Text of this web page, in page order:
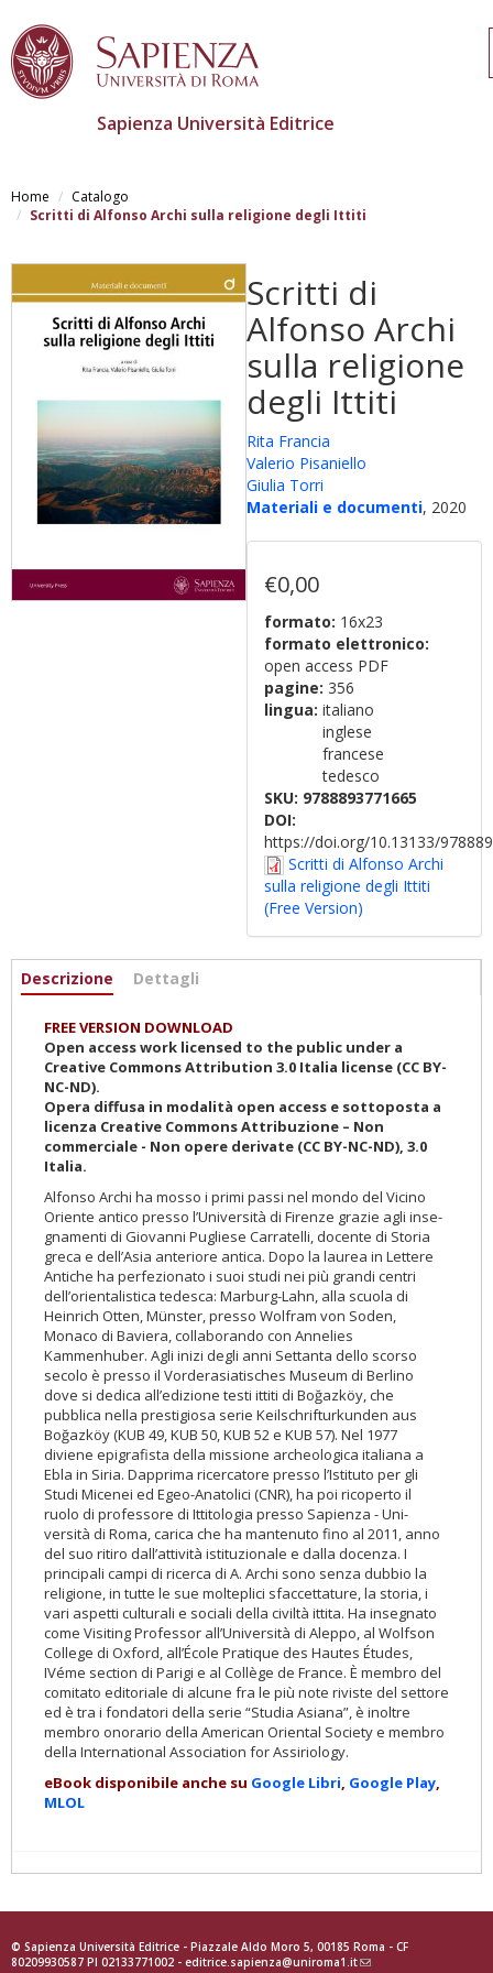
main
content
Sapienza Università Editrice
Home
Catalogo
Scritti di Alfonso Archi sulla religione degli Ittiti
Scritti di
Alfonso Archi
sulla religione
degli Ittiti
Rita Francia
Valerio Pisaniello
Giulia Torri
Materiali e documenti, 2020
€0,00
formato: 16x23
formato elettronico:
open access PDF
pagine: 356
lingua: italiano
inglese
francese
tedesco
SKU: 9788893771665
DOI:
https://doi.org/10.13133/
Scritti di Alfonso Archi
sulla religione degli Ittiti
(Free Version)
Informazioni
Descrizione (active
Dettagli
FREE VERSION DOWNLOAD
Open access work licensed to the public under a
Creative Commons Attribution 3.0 Italia license (CC BY-
NC-ND).
Opera diffusa in modalità open access e sottoposta a
licenza Creative Commons Attribuzione – Non
commerciale - Non opere derivate (CC BY-NC-ND), 3.0
Italia.
Alfonso Archi ha mosso i primi passi nel mondo del Vicino
Oriente antico presso l’Università di Firenze grazie agli inse­
gnamenti di Giovanni Pugliese Carratelli, docente di Storia
greca e dell’Asia anteriore antica. Dopo la laurea in Lettere
Antiche ha perfezionato i suoi studi nei più grandi centri
dell’orientalistica tedesca: Marburg-Lahn, alla scuola di
Heinrich Otten, Münster, presso Wolfram von Soden,
Monaco di Baviera, collaborando con Annelies
Kammenhuber. Agli inizi degli anni Settanta dello scorso
secolo è presso il Vorderasiatisches Museum di Berlino
dove si dedica all’edizione testi ittiti di Boğazköy, che
pubblica nella pre­stigiosa serie Keilschrifturkunden aus
Boğazköy (KUB 49, KUB 50, KUB 52 e KUB 57). Nel 1977
diviene epigrafista della missione archeologica italiana a
Ebla in Siria. Dapprima ricercatore presso l’Istituto per gli
Studi Micenei ed Egeo-Anatolici (CNR), ha poi ri­coperto il
ruolo di professore di Ittitologia presso Sapienza - Uni­
versità di Roma, carica che ha mantenuto fino al 2011, anno
del suo ritiro dall’attività istituzionale e dalla docenza. I
principali campi di ricerca di A. Archi sono senza dubbio la
religione, in tutte le sue molteplici sfaccettature, la storia, i
vari aspetti culturali e sociali della civiltà ittita. Ha insegnato
come Visiting Professor all’Università di Aleppo, al Wolfson
College di Oxford, all’École Pratique des Hautes Études,
IVéme section di Parigi e al Collège de France. È membro del
comitato editoriale di alcune fra le più note riviste del settore
ed è tra i fondatori della serie “Studia Asiana”, è inoltre
membro onorario della American Oriental Society e membro
della International Association for Assiriology.
eBook disponibile anche su Google Libri, Google Play,
MLOL
© Sapienza Università Editrice - Piazzale Aldo Moro 5, 00185 Roma - CF
80209930587 PI 02133771002 - editrice.sapienza@uniroma1.it(link